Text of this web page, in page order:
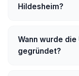
Hildesheim?
Wann wurde
gegründet?